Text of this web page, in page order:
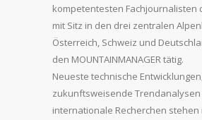
kompetentesten Fachjournalisten
mit Sitz in den drei zentralen
Österreich, Schweiz und
den MOUNTAINMANAGER tätig.
Neueste technische
zukunftsweisende
internationale Recherchen stehen